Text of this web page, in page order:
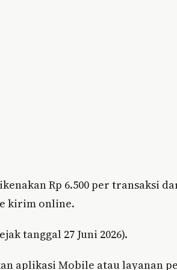
Rp 6.500 per transaksi
kirim online.
tanggal 27 Juni 2026).
aplikasi Mobile atau layanan